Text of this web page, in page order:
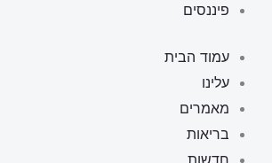
פיננסים
עמוד הבית
עלינו
מאמרים
בריאות
חדשות